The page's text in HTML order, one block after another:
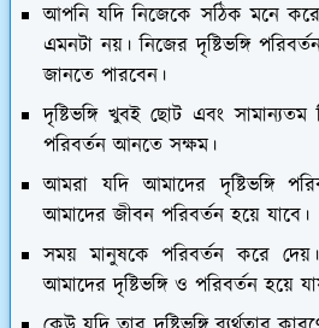
আপনি যদি নিজেকে সঠিক মনে
এমনটা নয়। নিজের দৃষ্টিভঙ্গি
জানতে পারবেন।
দৃষ্টিভঙ্গি খুবই ছোট এবং
পরিবর্তন আনতে সক্ষম।
আমরা যদি আমাদের দৃষ্টিভঙ্গি
আমাদের জীবন পরিবর্তন হয়ে যাবে।
সময় মানুষকে পরিবর্তন করে
আমাদের দৃষ্টিভঙ্গি ও পরিবর্তন হয়ে